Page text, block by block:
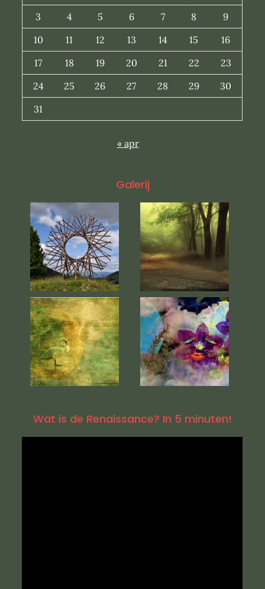
3
4 5 6 7 8
9
10
11 12 13 14 15
16
17
18 19 20 21 22
23
24
25 26 27 28 29
30
31
« apr
Galerij
Wat is de Renaissance? In 5 minuten!